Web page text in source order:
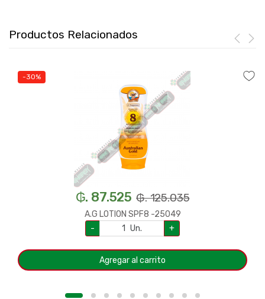
Productos Relacionados
-30%
₲. 87.525 ₲. 125.035
A.G LOTION SPF8 -25049
-
Un. +
Agregar al carrito